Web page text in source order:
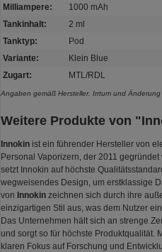
Milliampere:
1000 mAh
Tankinhalt:
2 ml
Tanktyp:
Pod
Variante:
Klein Blue
Zugart:
MTL/RDL
Angaben gemäß Hersteller. Irrtum und
Weitere Produkte von
Innokin ist ein führender Hersteller von
Personal Vaporizern, der 2011
setzt Innokin auf höchste
wegweisendes Design, um erstklassige
von Innokin zeichnen sich durch ihre
einzigartigen Stil aus, was dem Nutzer
Das Unternehmen hält sich an strenge
und sorgt so für höchste Produktqualität.
klaren Fokus auf Forschung und